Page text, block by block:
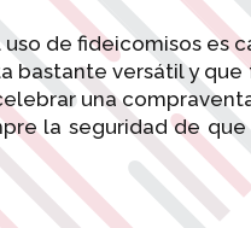
de fideicomisos es
bastante versátil y
una
la seguridad de